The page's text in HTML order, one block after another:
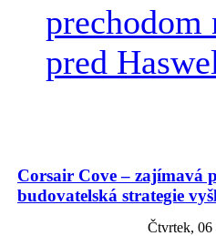
pred
Corsair Cove – zajímavá
budovatelská strategie
Čtvrtek, 06